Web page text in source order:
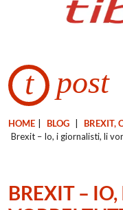
t post
HOME BLOG BREXIT,
Brexit – Io, i giornalisti, li
BREXIT –